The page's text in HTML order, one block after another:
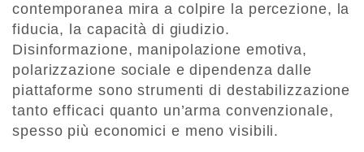
contemporanea mira a colpire la percezione, la
fiducia, la capacità di giudizio.
Disinformazione, manipolazione emotiva,
polarizzazione sociale e dipendenza dalle
piattaforme sono strumenti di destabilizzazione
tanto efficaci quanto un’arma convenzionale,
spesso più economici e meno visibili.